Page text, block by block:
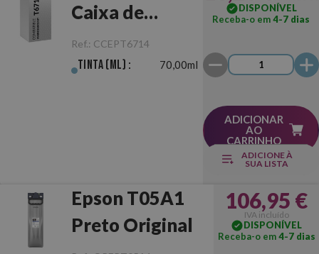
Caixa de
Manutenção
Compatível
Ref.: CCEPT6714
Tinta (ml) : 70,00ml
DISPONÍVEL
Receba-o em4-7 dias
ADICIONAR
AO
CARRINHO
ADICIONE À
SUA LISTA
Epson T05A1
Preto Original
106,95 €
IVA incluído
DISPONÍVEL
Receba-o em4-7 dias